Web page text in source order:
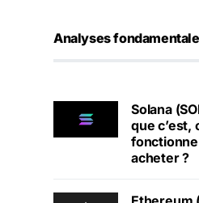
Analyses
Solana
que c’est,
acheter ?